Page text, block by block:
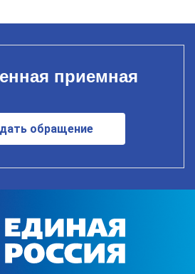
приемная
обращение